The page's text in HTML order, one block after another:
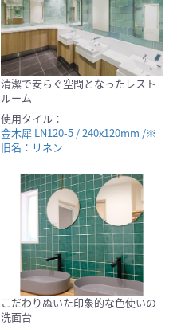
清潔で安らぐ空間となったレスト
ルーム
使用タイル：
金木犀 LN120-5 / 240x120mm /※
旧名：リネン
こだわりぬいた印象的な色使いの
洗面台